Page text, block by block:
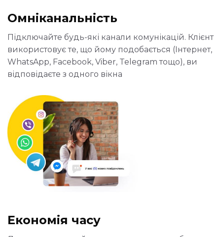
Омніканальність
Підключайте будь-які канали комунікацій. Клієнт
використовує те, що йому подобається (Інтернет,
WhatsApp, Facebook, Viber, Telegram тощо), ви
відповідаєте з одного вікна
Економія часу